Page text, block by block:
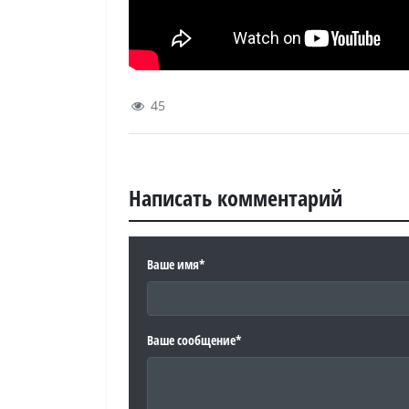
45
Написать комментарий
Ваше имя*
Ваше сообщение*